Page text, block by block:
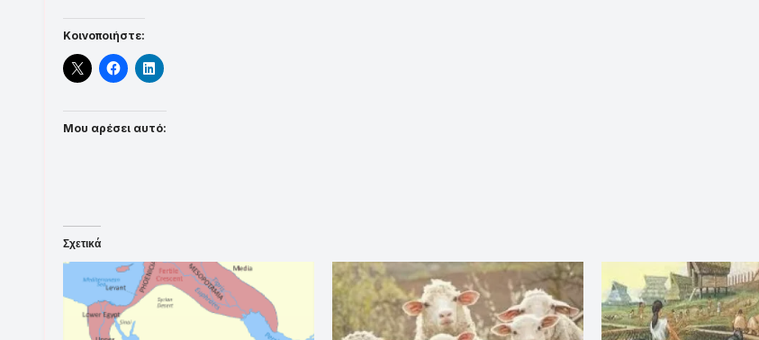
Κοινοποιήστε:
Μου αρέσει αυτό:
Σχετικά